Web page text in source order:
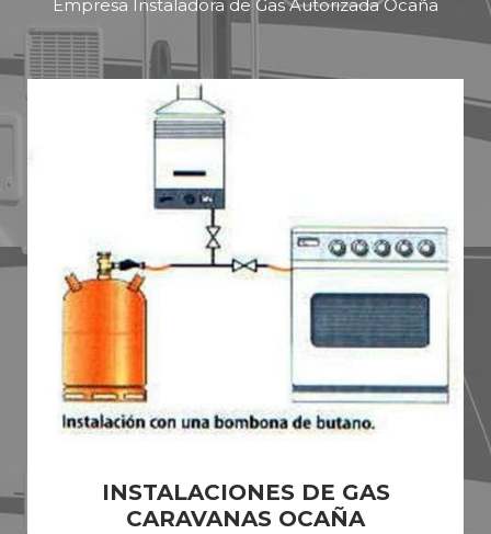
Empresa Instaladora de Gas Autorizada Ocaña
INSTALACIONES DE GAS
CARAVANAS OCAÑA